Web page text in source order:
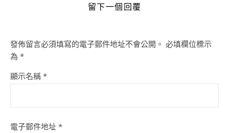
留下一個回覆
發佈留言必須填寫的電子郵件地址不會公開。 必填欄位標示
為 *
顯示名稱 *
電子郵件地址 *